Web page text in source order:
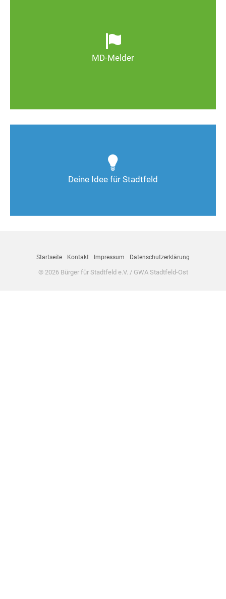
MD-Melder
wild entsorgter Müll. Melden Sie Mängel, damit
Magdeburg schöner und lebenswerter wird.
Deine Idee für Stadtfeld
Deine Ideen sind gefragt!
Startseite Kontakt Impressum Datenschutzerklärung
© 2026 Bürger für Stadtfeld e.V. / GWA Stadtfeld-Ost